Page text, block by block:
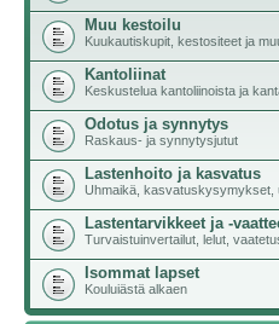
Muu kestoilu
Kuukautiskupit, kestositeet ja
Kantoliinat
Keskustelua kantoliinoista ja
Odotus ja synnytys
Raskaus- ja synnytysjutut
Lastenhoito ja kasvatus
Uhmaikä, kasvatuskysymykset,
Lastentarvikkeet ja -
Turvaistuinvertailut, lelut,
Isommat lapset
Kouluiästä alkaen